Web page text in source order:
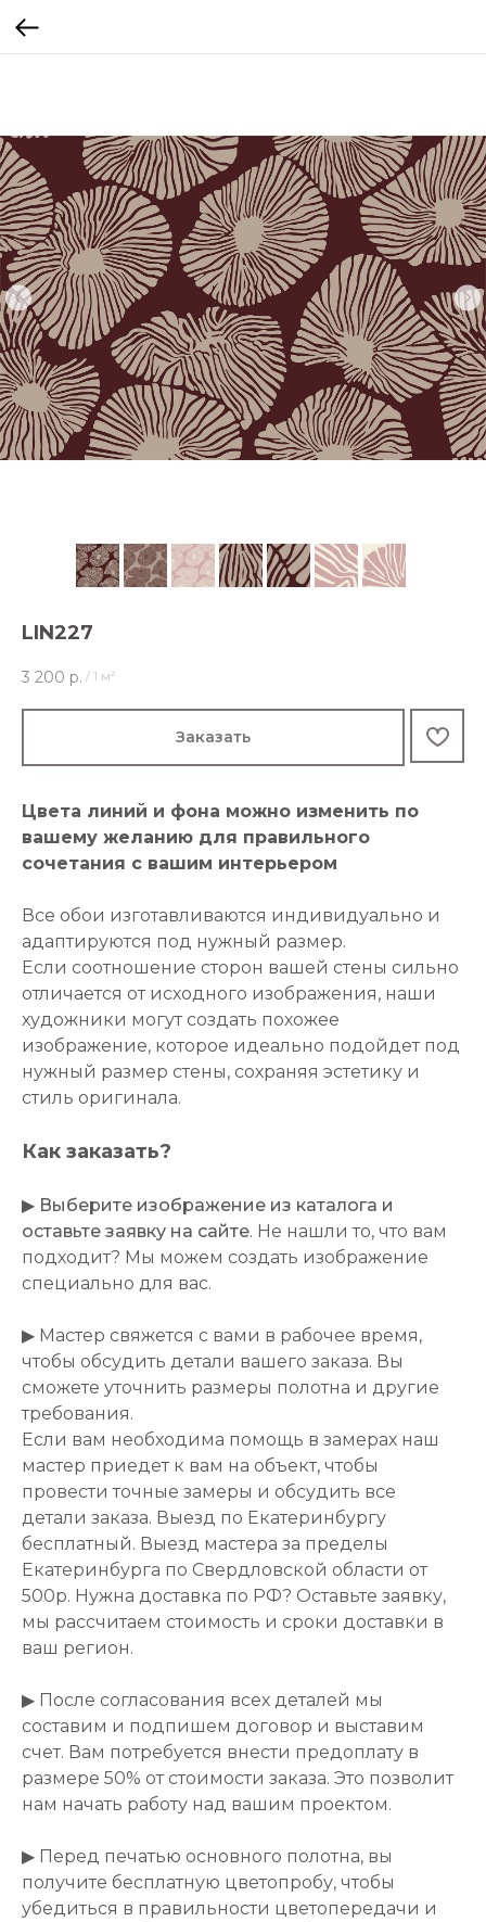
LIN227
3 200 р. / 1 м²
Заказать
Цвета линий и фона можно изменить по
вашему желанию для правильного
сочетания с вашим интерьером
Все обои изготавливаются индивидуально и
адаптируются под нужный размер.
Если соотношение сторон вашей стены сильно
отличается от исходного изображения, наши
художники могут создать похожее
изображение, которое идеально подойдет под
нужный размер стены, сохраняя эстетику и
стиль оригинала.
Как заказать?
▶ Выберите изображение из каталога и
оставьте заявку на сайте. Не нашли то, что вам
подходит? Мы можем создать изображение
специально для вас.
▶ Мастер свяжется с вами в рабочее время,
чтобы обсудить детали вашего заказа. Вы
сможете уточнить размеры полотна и другие
требования.
Если вам необходима помощь в замерах наш
мастер приедет к вам на объект, чтобы
провести точные замеры и обсудить все
детали заказа. Выезд по Екатеринбургу
бесплатный. Выезд мастера за пределы
Екатеринбурга по Свердловской области от
500р. Нужна доставка по РФ? Оставьте заявку,
мы рассчитаем стоимость и сроки доставки в
ваш регион.
▶ После согласования всех деталей мы
составим и подпишем договор и выставим
счет. Вам потребуется внести предоплату в
размере 50% от стоимости заказа. Это позволит
нам начать работу над вашим проектом.
▶ Перед печатью основного полотна, вы
получите бесплатную цветопробу, чтобы
убедиться в правильности цветопередачи и